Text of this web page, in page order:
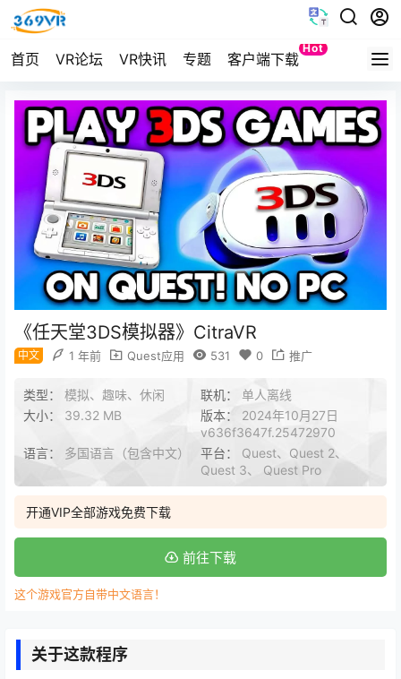
首页 VR论坛 VR快讯 专题 客户端下载
Hot
Quest
《任天堂3DS模拟器》CitraVR
中文 1 年前 Quest应用 531 0 推广
类型： 模拟、趣味、休闲 联机： 单人离线
大小： 39.32 MB 版本： 2024年10月27日
v636f3647f.25472970
语言： 多国语言（包含中文） 平台： Quest、Quest 2、
Quest 3、 Quest Pro
开通VIP全部游戏免费下载
前往下载
这个游戏官方自带中文语言！
关于这款程序